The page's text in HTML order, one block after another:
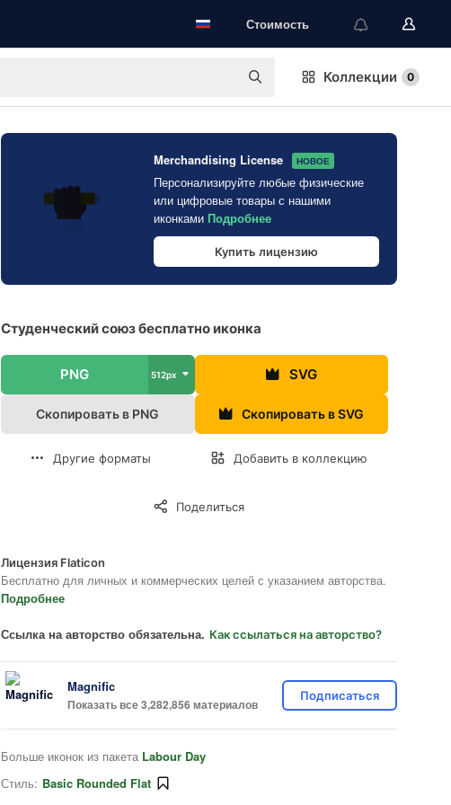
Стоимость
Коллекции 0
Merchandising License НОВОЕ
Персонализируйте любые физические
или цифровые товары с нашими
иконками Подробнее
Купить лицензию
Студенческий союз бесплатно иконка
PNG 512px SVG
Скопировать в PNG Скопировать в SVG
Другие форматы Добавить в коллекцию
Поделиться
Лицензия Flaticon
Бесплатно для личных и коммерческих целей с указанием авторства.
Подробнее
Ссылка на авторство обязательна. Как ссылаться на авторство?
Magnific
Показать все 3,282,856 материалов
Подписаться
Больше иконок из пакета Labour Day
Стиль: Basic Rounded Flat